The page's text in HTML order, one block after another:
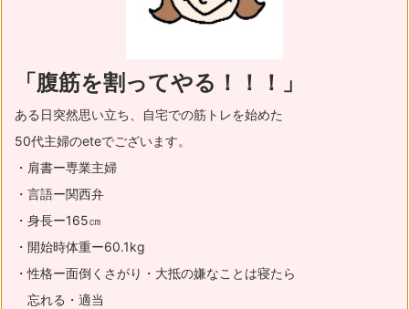
「腹筋を割ってやる！！！」
ある日突然思い立ち、自宅での筋トレを始めた
50代主婦のeteでございます。
・肩書ー専業主婦
・言語ー関西弁
・身長ー165㎝
・開始時体重ー60.1kg
・性格ー面倒くさがり・大抵の嫌なことは寝たら
忘れる・適当